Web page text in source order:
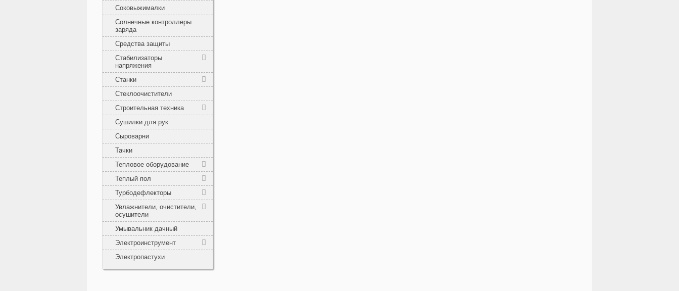
Соковыжималки
Солнечные контроллеры
заряда
Средства защиты
Стабилизаторы
напряжения
Станки
Стеклоочистители
Строительная техника
Сушилки для рук
Сыроварни
Тачки
Тепловое оборудование
Теплый пол
Турбодефлекторы
Увлажнители, очистители,
осушители
Умывальник дачный
Электроинструмент
Электропастухи